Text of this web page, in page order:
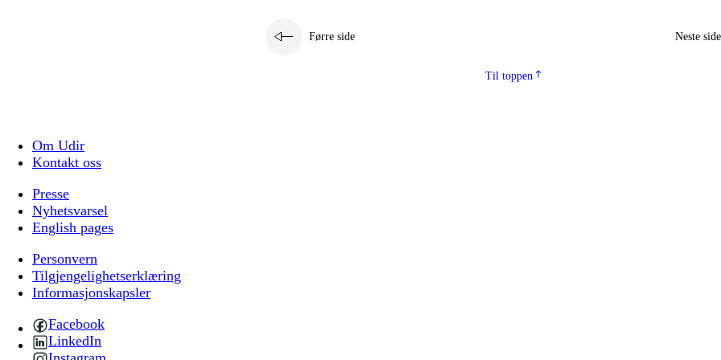
Førre side Neste side
Til toppen
Om Udir
Kontakt oss
Presse
Nyhetsvarsel
English pages
Personvern
Tilgjengelighetserklæring
Informasjonskapsler
Facebook
LinkedIn